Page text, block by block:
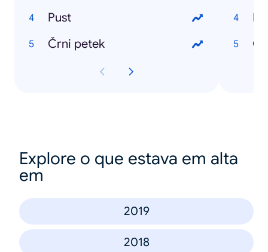
Pust
Črni petek
Explore o que estava em alta
em
2019
2018